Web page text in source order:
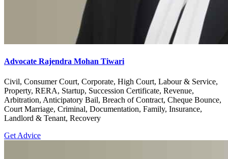
Advocate Rajendra Mohan Tiwari
Civil, Consumer Court, Corporate, High Court, Labour & Service,
Property, RERA, Startup, Succession Certificate, Revenue,
Arbitration, Anticipatory Bail, Breach of Contract, Cheque Bounce,
Court Marriage, Criminal, Documentation, Family, Insurance,
Landlord & Tenant, Recovery
Get Advice